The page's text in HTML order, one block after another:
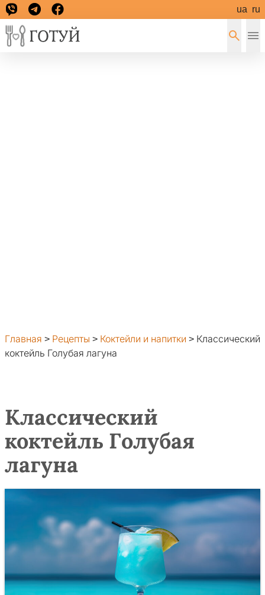
ua ru
Главная > Рецепты > Коктейли и напитки > Классический
коктейль Голубая лагуна
Классический
коктейль Голубая
лагуна